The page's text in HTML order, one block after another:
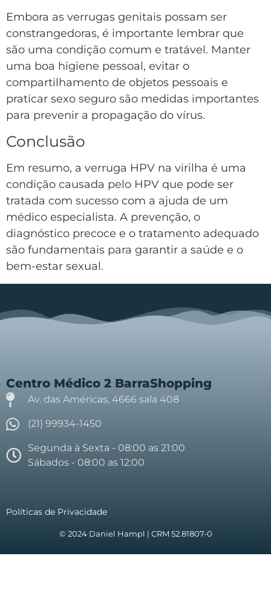
Embora as verrugas genitais possam ser
constrangedoras, é importante lembrar que
são uma condição comum e tratável. Manter
uma boa higiene pessoal, evitar o
compartilhamento de objetos pessoais e
praticar sexo seguro são medidas importantes
para prevenir a propagação do vírus.
Conclusão
Em resumo, a verruga HPV na virilha é uma
condição causada pelo HPV que pode ser
tratada com sucesso com a ajuda de um
médico especialista. A prevenção, o
diagnóstico precoce e o tratamento adequado
são fundamentais para garantir a saúde e o
bem-estar sexual.
Centro Médico 2 BarraShopping
Av. das Américas, 4666 sala 408
(21) 99934-1450
Segunda à Sexta - 08:00 as 21:00
Sábados - 08:00 as 12:00
Políticas de Privacidade
© 2024 Daniel Hampl | CRM 52.81807-0